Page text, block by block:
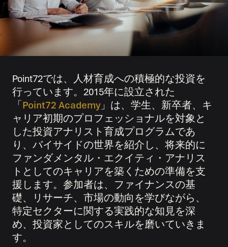
Point72では、人材育成への積極的な投資を
行っています。2015年に設立された
「 Point72 Academy」は、学生、新卒者、キ
ャリア初期のプロフェッショナルを対象と
した投資アナリスト育成プログラムであ
り、バイサイドの世界を紹介し、将来的に
ファンダメンタル・エクイティ・アナリス
トとしてのキャリアを築くための準備を支
援します。参加者は、ファイナンスの基
礎、リサーチ、市場の動向を学びながら、
特定セクターに関する実践的な知見を深
め、投資家としてのスキルを磨いていきま
す。